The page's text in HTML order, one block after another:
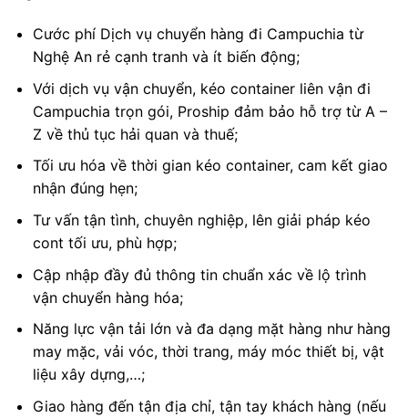
Cước phí Dịch vụ chuyển hàng đi Campuchia từ
Nghệ An rẻ cạnh tranh và ít biến động;
Với dịch vụ vận chuyển, kéo container liên vận đi
Campuchia trọn gói, Proship đảm bảo hỗ trợ từ A –
Z về thủ tục hải quan và thuế;
Tối ưu hóa về thời gian kéo container, cam kết giao
nhận đúng hẹn;
Tư vấn tận tình, chuyên nghiệp, lên giải pháp kéo
cont tối ưu, phù hợp;
Cập nhập đầy đủ thông tin chuẩn xác về lộ trình
vận chuyển hàng hóa;
Năng lực vận tải lớn và đa dạng mặt hàng như hàng
may mặc, vải vóc, thời trang, máy móc thiết bị, vật
liệu xây dựng,…;
Giao hàng đến tận địa chỉ, tận tay khách hàng (nếu